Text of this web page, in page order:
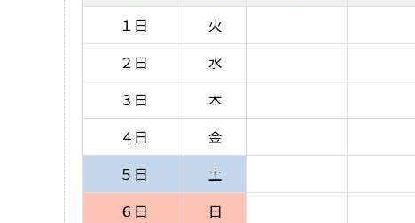
１日
火
２日
水
３日
木
４日
金
５日
土
６日
日